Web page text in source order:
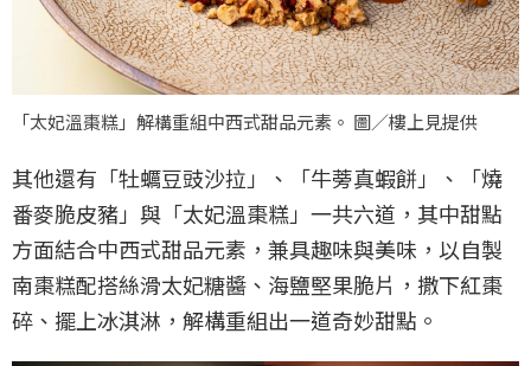
「太妃溫棗糕」解構重組中西式甜品元素。 圖／樓上見提供
其他還有「牡蠣豆豉沙拉」、「牛蒡真蝦餅」、「燒
番麥脆皮豬」與「太妃溫棗糕」一共六道，其中甜點
方面結合中西式甜品元素，兼具趣味與美味，以自製
南棗糕配搭絲滑太妃糖醬、海鹽堅果脆片，撒下紅棗
碎、擺上冰淇淋，解構重組出一道奇妙甜點。